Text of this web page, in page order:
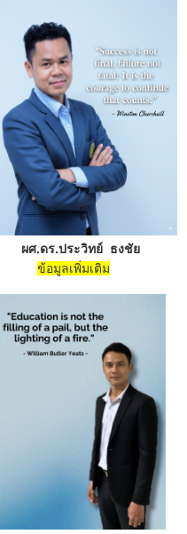
ผศ.ดร.ประวิทย์ ธงชัย
ข้อมูลเพิ่มเติม